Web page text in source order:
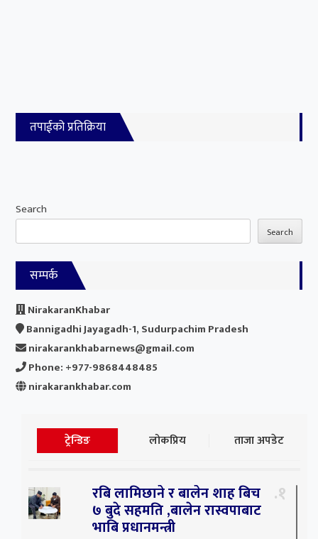
तपाईको प्रतिक्रिया
Search
Search
सम्पर्क
NirakaranKhabar
Bannigadhi Jayagadh-1, Sudurpachim Pradesh
nirakarankhabarnews@gmail.com
Phone: +977-9868448485
nirakarankhabar.com
ट्रेन्डिङ लोकप्रिय ताजा अपडेट
रबि लामिछाने र बालेन शाह बिच
७ बुदे सहमति ,बालेन रास्वपाबाट
भाबि प्रधानमन्त्री
१